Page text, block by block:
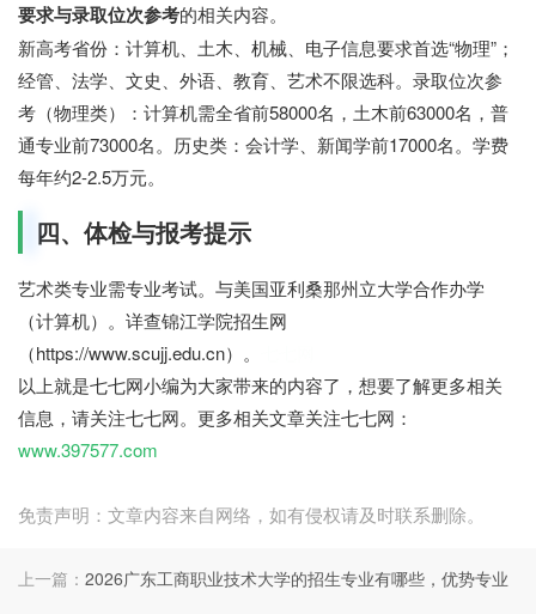
要求与录取位次参考的相关内容。
新高考省份：计算机、土木、机械、电子信息要求首选“物理”；
经管、法学、文史、外语、教育、艺术不限选科。录取位次参
考（物理类）：计算机需全省前58000名，土木前63000名，普
通专业前73000名。历史类：会计学、新闻学前17000名。学费
每年约2-2.5万元。
四、体检与报考提示
艺术类专业需专业考试。与美国亚利桑那州立大学合作办学
（计算机）。详查锦江学院招生网
（https://www.scujj.edu.cn）。
以上就是七七网小编为大家带来的内容了，想要了解更多相关
信息，请关注七七网。更多相关文章关注七七网：
www.397577.com
免责声明：文章内容来自网络，如有侵权请及时联系删除。
上一篇： 2026广东工商职业技术大学的招生专业有哪些，优势专业